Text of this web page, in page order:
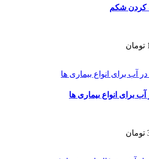
کردن شکم
برای انواع بیماری ها